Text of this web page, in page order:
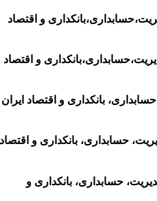
و اقتصاد
و اقتصاد
بانکداری و اقتصاد ایران
بانکداری و اقتصاد
بانکداری و